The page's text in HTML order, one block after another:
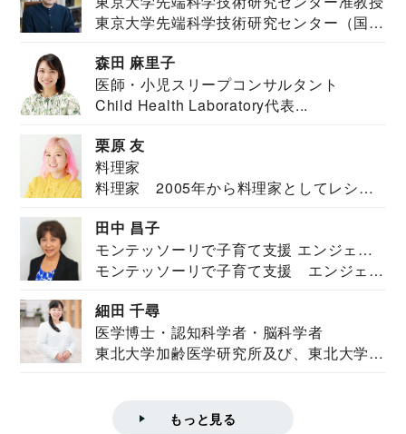
東京大学先端科学技術研究センター（国際
森田 麻里子
医師・小児スリープコンサルタント
Child Health Laboratory代表...
栗原 友
料理家
料理家 2005年から料理家としてレシピ
田中 昌子
モンテッソーリで子育て支援 エンジェル
ズハウス研究所所長
モンテッソーリで子育て支援 エンジェル
細田 千尋
医学博士・認知科学者・脳科学者
東北大学加齢医学研究所及び、東北大学大
もっと見る